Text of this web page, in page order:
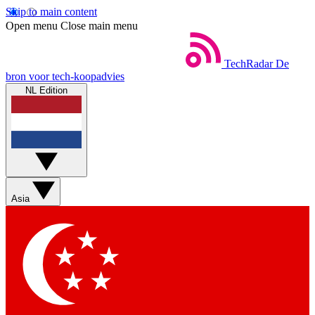
Skip to main content
Open menu Close main menu
TechRadar De
bron voor tech-koopadvies
NL Edition
Asia